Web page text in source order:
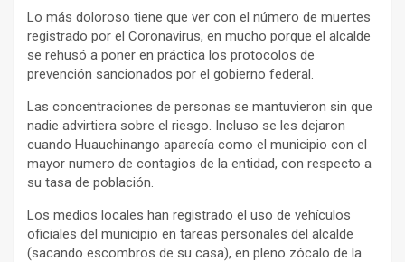
Lo más doloroso tiene que ver con el número de muertes
registrado por el Coronavirus, en mucho porque el alcalde
se rehusó a poner en práctica los protocolos de
prevención sancionados por el gobierno federal.
Las concentraciones de personas se mantuvieron sin que
nadie advirtiera sobre el riesgo. Incluso se les dejaron
cuando Huauchinango aparecía como el municipio con el
mayor numero de contagios de la entidad, con respecto a
su tasa de población.
Los medios locales han registrado el uso de vehículos
oficiales del municipio en tareas personales del alcalde
(sacando escombros de su casa), en pleno zócalo de la